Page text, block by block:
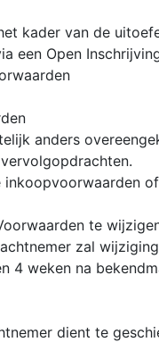
kader van de
een Open
anders
inkoopvoorwaarden
te
zal
4 weken na
dient te